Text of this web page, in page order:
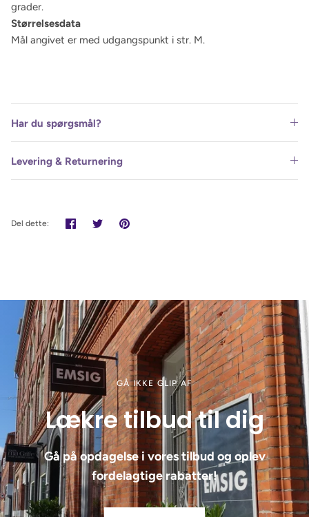
grader.
Størrelsesdata
Mål angivet er med udgangspunkt i str. M.
Har du spørgsmål?
Levering & Returnering
Del dette: Del TweetPin
GÅ IKKE GLIP AF
Lækre tilbud til dig
Gå på opdagelse i vores tilbud og oplev
fordelagtige rabatter!